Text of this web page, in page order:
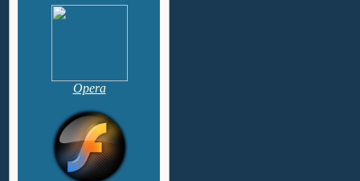
Opera